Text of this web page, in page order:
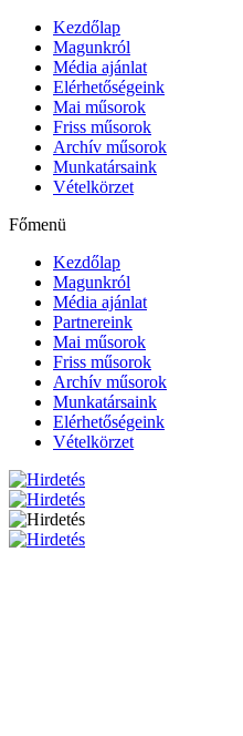
Kezdőlap
Magunkról
Média ajánlat
Elérhetőségeink
Mai műsorok
Friss műsorok
Archív műsorok
Munkatársaink
Vételkörzet
Főmenü
Kezdőlap
Magunkról
Média ajánlat
Partnereink
Mai műsorok
Friss műsorok
Archív műsorok
Munkatársaink
Elérhetőségeink
Vételkörzet